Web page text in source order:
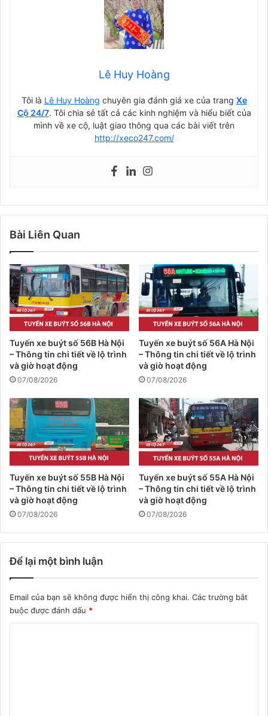
Lê Huy Hoàng
Tôi là Lê Huy Hoàng chuyên gia đánh giá xe của trang Xe
Cộ 24/7. Tôi chia sẻ tất cả các kinh nghiệm và hiểu biết của
mình về xe cộ, luật giao thông qua các bài viết trên
http://xeco247.com/
Bài Liên Quan
Tuyến xe buýt số 56B Hà Nội
– Thông tin chi tiết về lộ trình
và giờ hoạt động
07/08/2026
Tuyến xe buýt số 56A Hà Nội
– Thông tin chi tiết về lộ trình
và giờ hoạt động
07/08/2026
Tuyến xe buýt số 55B Hà Nội
– Thông tin chi tiết về lộ trình
và giờ hoạt động
07/08/2026
Tuyến xe buýt số 55A Hà Nội
– Thông tin chi tiết về lộ trình
và giờ hoạt động
07/08/2026
Để lại một bình luận
Email của bạn sẽ không được hiển thị công khai. Các trường bắt
buộc được đánh dấu *